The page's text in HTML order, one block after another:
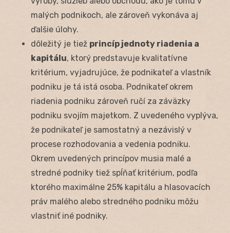
malých podnikoch, ale zároveň vykonáva aj
ďalšie úlohy.
dôležitý je tiež princíp jednoty riadenia a
kapitálu, ktorý predstavuje kvalitatívne
kritérium, vyjadrujúce, že podnikateľ a vlastník
podniku je tá istá osoba. Podnikateľ okrem
riadenia podniku zároveň ručí za záväzky
podniku svojím majetkom. Z uvedeného vyplýva,
že podnikateľ je samostatný a nezávislý v
procese rozhodovania a vedenia podniku.
Okrem uvedených princípov musia malé a
stredné podniky tiež spĺňať kritérium, podľa
ktorého maximálne 25% kapitálu a hlasovacích
práv malého alebo stredného podniku môžu
vlastniť iné podniky.